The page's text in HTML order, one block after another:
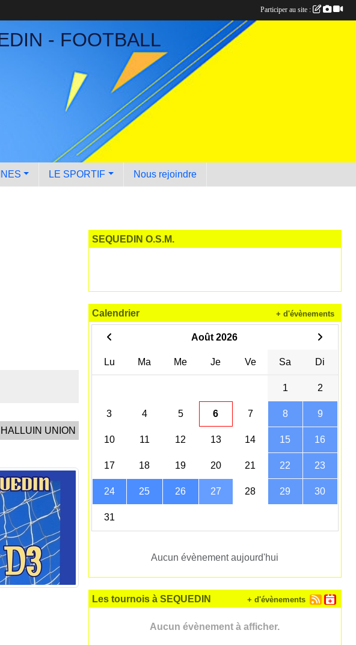
- FOOTBALL
LE SPORTIF Nous rejoindre
HALLUIN UNION
SEQUEDIN O.S.M.
Calendrier
Août 2026
Lu Ma Me Je Ve Sa Di
1 2
3 4 5 6 7 8 9
10 11 12 13 14 15 16
17 18 19 20 21 22 23
24 25 26 27 28 29 30
31
Aucun évènement aujourd'hui
+ d'évènements
Les tournois à SEQUEDIN
Aucun évènement à afficher.
+ d'évènements
Participer au site :